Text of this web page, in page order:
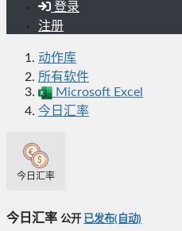
登录
注册
动作库
所有软件
Microsoft Excel
今日汇率
今日汇率
今日汇率 公开 已发布(自动)